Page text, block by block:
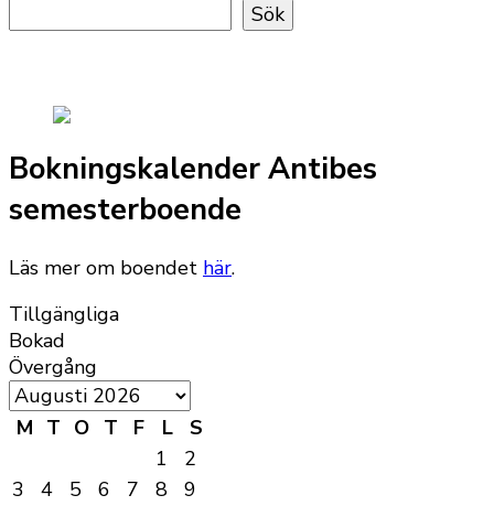
Sök
Bokningskalender Antibes
semesterboende
Läs mer om boendet här.
Tillgängliga
Bokad
Övergång
M T O T F L
S
1
2
3
4 5 6 7 8
9